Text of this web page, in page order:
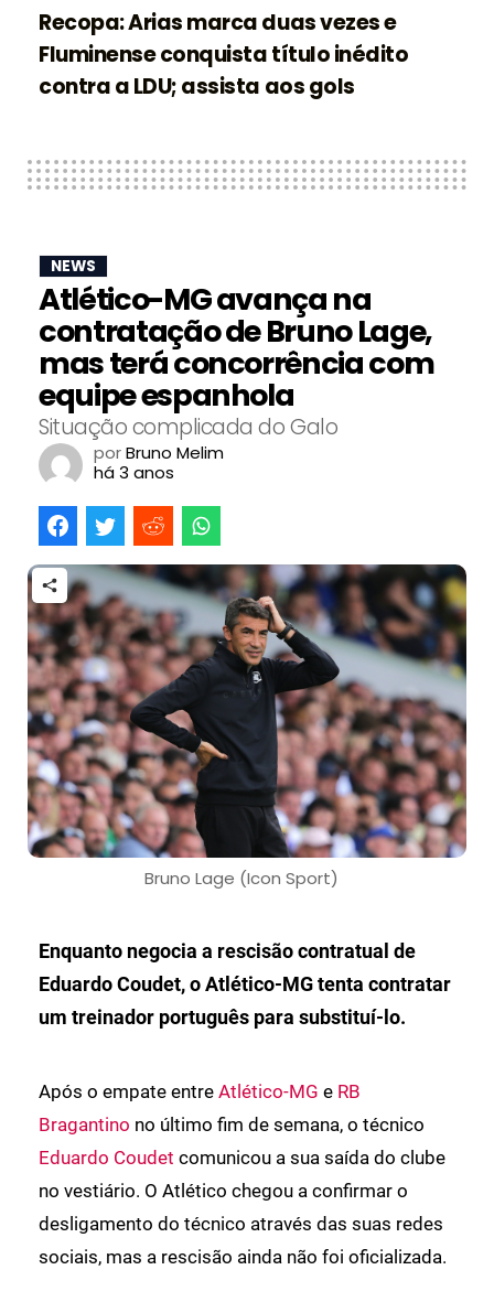
Recopa: Arias marca duas vezes e
Fluminense conquista título inédito
contra a LDU; assista aos gols
NEWS
Atlético-MG avança na
contratação de Bruno Lage,
mas terá concorrência com
equipe espanhola
Situação complicada do Galo
porBruno Melim
há 3 anos
Bruno Lage (Icon Sport)
Enquanto negocia a rescisão contratual de
Eduardo Coudet, o Atlético-MG tenta contratar
um treinador português para substituí-lo.
Após o empate entre Atlético-MG e RB
Bragantino no último fim de semana, o técnico
Eduardo Coudet comunicou a sua saída do clube
no vestiário. O Atlético chegou a confirmar o
desligamento do técnico através das suas redes
sociais, mas a rescisão ainda não foi oficializada.